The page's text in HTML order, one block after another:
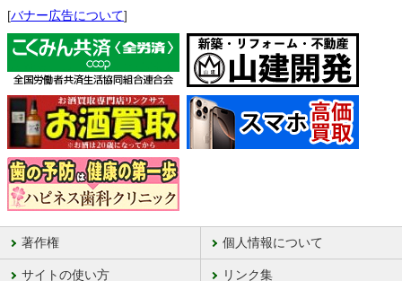
[バナー広告について]
著作権 個人情報について
サイトの使い方 リンク集